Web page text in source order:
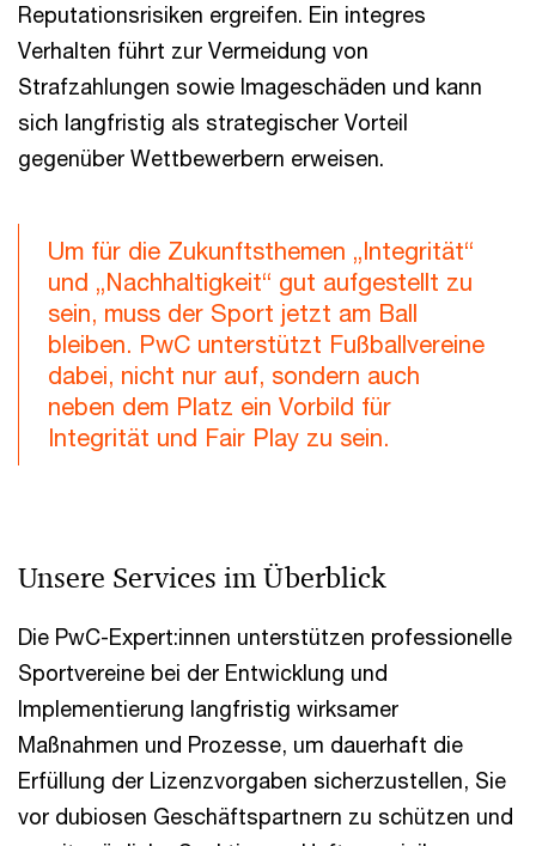
Reputationsrisiken ergreifen. Ein integres
Verhalten führt zur Vermeidung von
Strafzahlungen sowie Imageschäden und kann
sich langfristig als strategischer Vorteil
gegenüber Wettbewerbern erweisen.
Um für die Zukunftsthemen „Integrität“
und „Nachhaltigkeit“ gut aufgestellt zu
sein, muss der Sport jetzt am Ball
bleiben. PwC unterstützt Fußballvereine
dabei, nicht nur auf, sondern auch
neben dem Platz ein Vorbild für
Integrität und Fair Play zu sein.­
Unsere Services im Überblick
Die PwC-Expert:innen unterstützen professionelle
Sportvereine bei der Entwicklung und
Implementierung langfristig wirksamer
Maßnahmen und Prozesse, um dauerhaft die
Erfüllung der Lizenzvorgaben sicherzustellen, Sie
vor dubiosen Geschäftspartnern zu schützen und